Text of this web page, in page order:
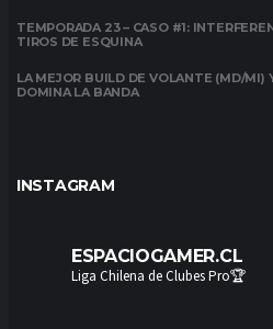
TEMPORADA 23 – CASO #1:
TIROS DE ESQUINA
LA MEJOR BUILD DE VOLANTE (MD/MI)
DOMINA LA BANDA
INSTAGRAM
ESPACIOGAMER.CL
Liga Chilena de Clubes Pro🏆